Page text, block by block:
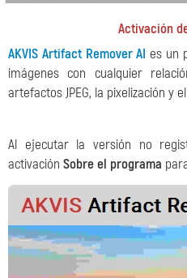
Activación
AKVIS Artifact Remover AI es un
imágenes con cualquier
artefactos JPEG, la pixelización y
Al ejecutar la versión no
activación Sobre el programa